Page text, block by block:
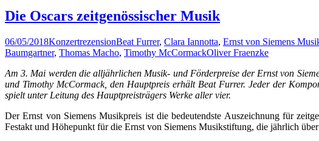
Die Oscars zeitgenössischer Musik
06/05/2018KonzertrezensionBeat Furrer, Clara Iannotta, Ernst von Siemens
Baumgartner, Thomas Macho, Timothy McCormackOliver Fraenzke
Am 3. Mai werden die alljährlichen Musik- und Förderpreise der Ernst von
und Timothy McCormack, den Hauptpreis erhält Beat Furrer. Jeder der
spielt unter Leitung des Hauptpreisträgers Werke aller vier.
Der Ernst von Siemens Musikpreis ist die bedeutendste Auszeichnung für
Festakt und Höhepunkt für die Ernst von Siemens Musikstiftung, die jährlich